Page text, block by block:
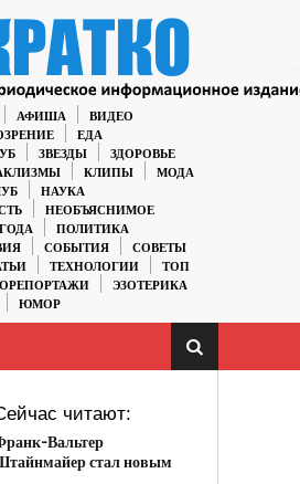
АФИША
ВИДЕО
ЕДА
ЗВЕЗДЫ
ЗДОРОВЬЕ
КЛИПЫ
МОДА
НАУКА
НЕОБЪЯСНИМОЕ
ПОЛИТИКА
СОБЫТИЯ
СОВЕТЫ
ТЕХНОЛОГИИ
ТОП
ЭЗОТЕРИКА
ЮМОР
читают:
Вальтер
стал новым